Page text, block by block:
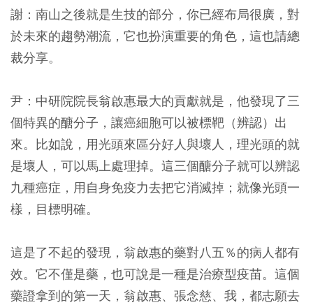
謝：南山之後就是生技的部分，你已經布局很廣，對
於未來的趨勢潮流，它也扮演重要的角色，這也請總
裁分享。
尹：中研院院長翁啟惠最大的貢獻就是，他發現了三
個特異的醣分子，讓癌細胞可以被標靶（辨認）出
來。比如說，用光頭來區分好人與壞人，理光頭的就
是壞人，可以馬上處理掉。這三個醣分子就可以辨認
九種癌症，用自身免疫力去把它消滅掉；就像光頭一
樣，目標明確。
這是了不起的發現，翁啟惠的藥對八五％的病人都有
效。它不僅是藥，也可說是一種是治療型疫苗。這個
藥證拿到的第一天，翁啟惠、張念慈、我，都志願去